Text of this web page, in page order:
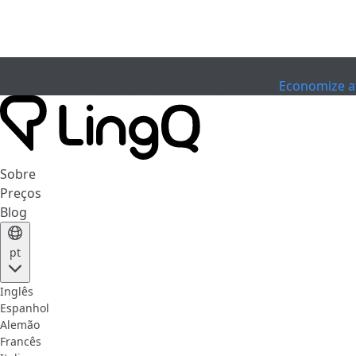
Economize
Sobre
Preços
Blog
pt
Inglês
Espanhol
Alemão
Francês